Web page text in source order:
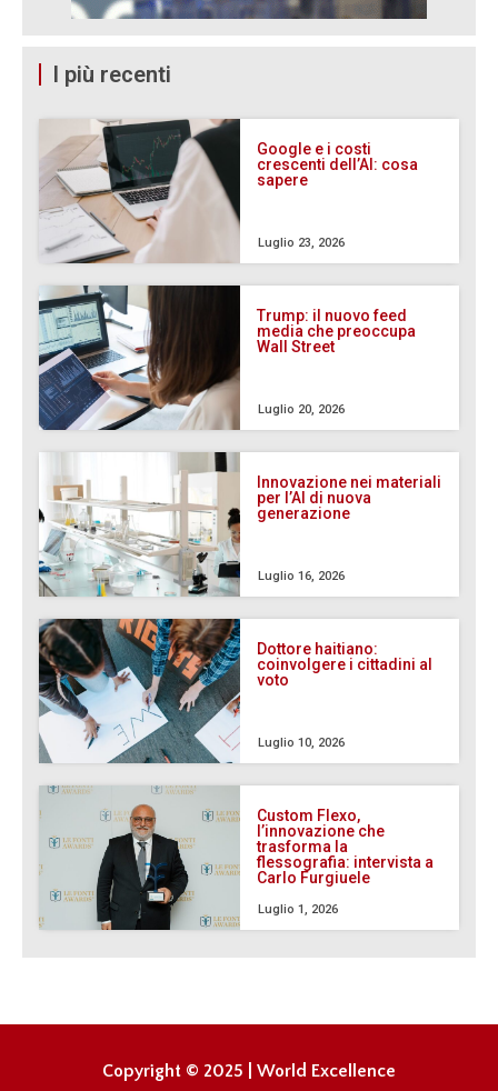
I più recenti
Google e i costi
crescenti dell’AI: cosa
sapere
Luglio 23, 2026
Trump: il nuovo feed
media che preoccupa
Wall Street
Luglio 20, 2026
Innovazione nei materiali
per l’AI di nuova
generazione
Luglio 16, 2026
Dottore haitiano:
coinvolgere i cittadini al
voto
Luglio 10, 2026
Custom Flexo,
l’innovazione che
trasforma la
flessografia: intervista a
Carlo Furgiuele
Luglio 1, 2026
Copyright © 2025 | World Excellence